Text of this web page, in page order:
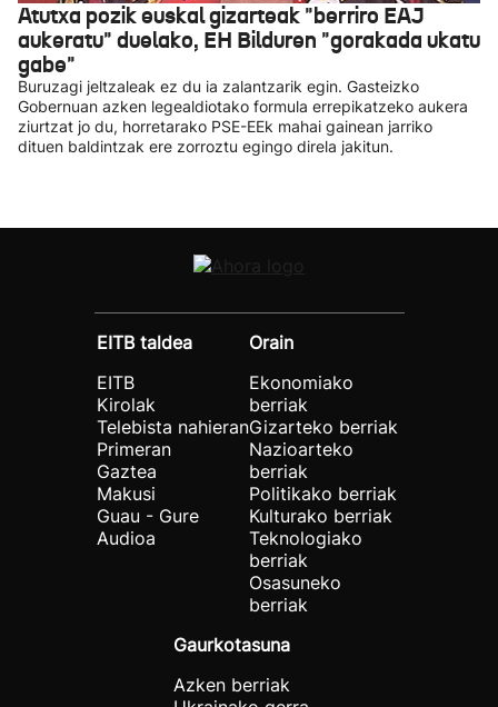
Atutxa pozik euskal gizarteak "berriro EAJ
aukeratu" duelako, EH Bilduren "gorakada ukatu
gabe"
Buruzagi jeltzaleak ez du ia zalantzarik egin. Gasteizko
Gobernuan azken legealdiotako formula errepikatzeko aukera
ziurtzat jo du, horretarako PSE-EEk mahai gainean jarriko
dituen baldintzak ere zorroztu egingo direla jakitun.
EITB taldea
EITB
Kirolak
Telebista nahieran
Primeran
Gaztea
Makusi
Guau - Gure
Audioa
Orain
Ekonomiako
berriak
Gizarteko berriak
Nazioarteko
berriak
Politikako berriak
Kulturako berriak
Teknologiako
berriak
Osasuneko
berriak
Gaurkotasuna
Azken berriak